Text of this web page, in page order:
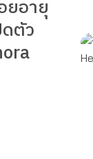
ยอายุ
ตัว